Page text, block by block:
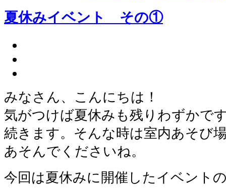
夏休みイベント その①
みなさん、こんにちは！
気がつけば夏休みも残りわずかで
続きます。そんな時は室内あそび
あそんでくださいね。
今回は夏休みに開催したイベント